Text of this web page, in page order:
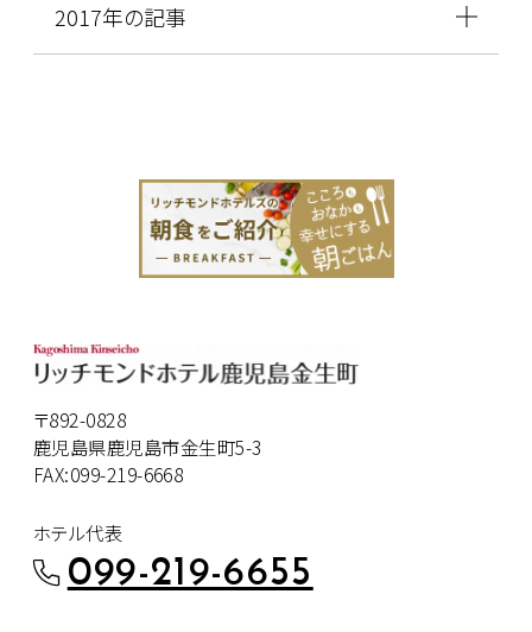
2017年の記事
〒892-0828
鹿児島県鹿児島市金生町5-3
FAX:099-219-6668
ホテル代表
099-219-6655